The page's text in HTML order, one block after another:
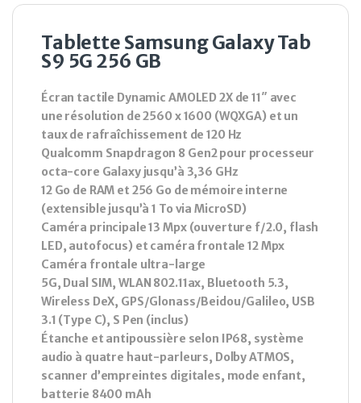
Tablette Samsung Galaxy Tab
S9 5G 256 GB
Écran tactile Dynamic AMOLED 2X de 11″ avec
une résolution de 2560 x 1600 (WQXGA) et un
taux de rafraîchissement de 120 Hz
Qualcomm Snapdragon 8 Gen2 pour processeur
octa-core Galaxy jusqu’à 3,36 GHz
12 Go de RAM et 256 Go de mémoire interne
(extensible jusqu’à 1 To via MicroSD)
Caméra principale 13 Mpx (ouverture f/2.0, flash
LED, autofocus) et caméra frontale 12 Mpx
Caméra frontale ultra-large
5G, Dual SIM, WLAN 802.11ax, Bluetooth 5.3,
Wireless DeX, GPS/Glonass/Beidou/Galileo, USB
3.1 (Type C), S Pen (inclus)
Étanche et antipoussière selon IP68, système
audio à quatre haut-parleurs, Dolby ATMOS,
scanner d’empreintes digitales, mode enfant,
batterie 8400 mAh